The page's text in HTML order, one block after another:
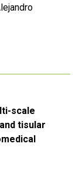
scale
tisular